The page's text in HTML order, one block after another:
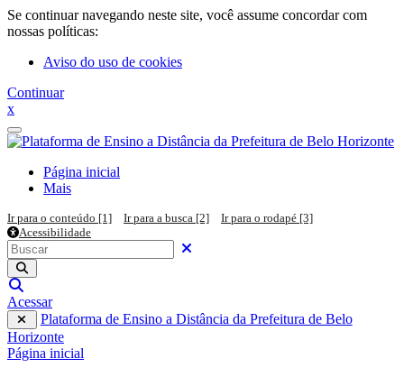
Ir para o conteúdo principal
Se continuar navegando neste site, você assume concordar com
nossas políticas:
Aviso do uso de cookies
Continuar
x
Painel lateral
Página inicial
Mais
Ir para o conteúdo [1] Ir para a busca [2]
Ir para o rodapé [3]
Acessibilidade
Pesquisar em todo o site
Buscar
Executar pesquisa
Acessar
Plataforma de Ensino a Distância da Prefeitura de Belo
Horizonte
Página inicial